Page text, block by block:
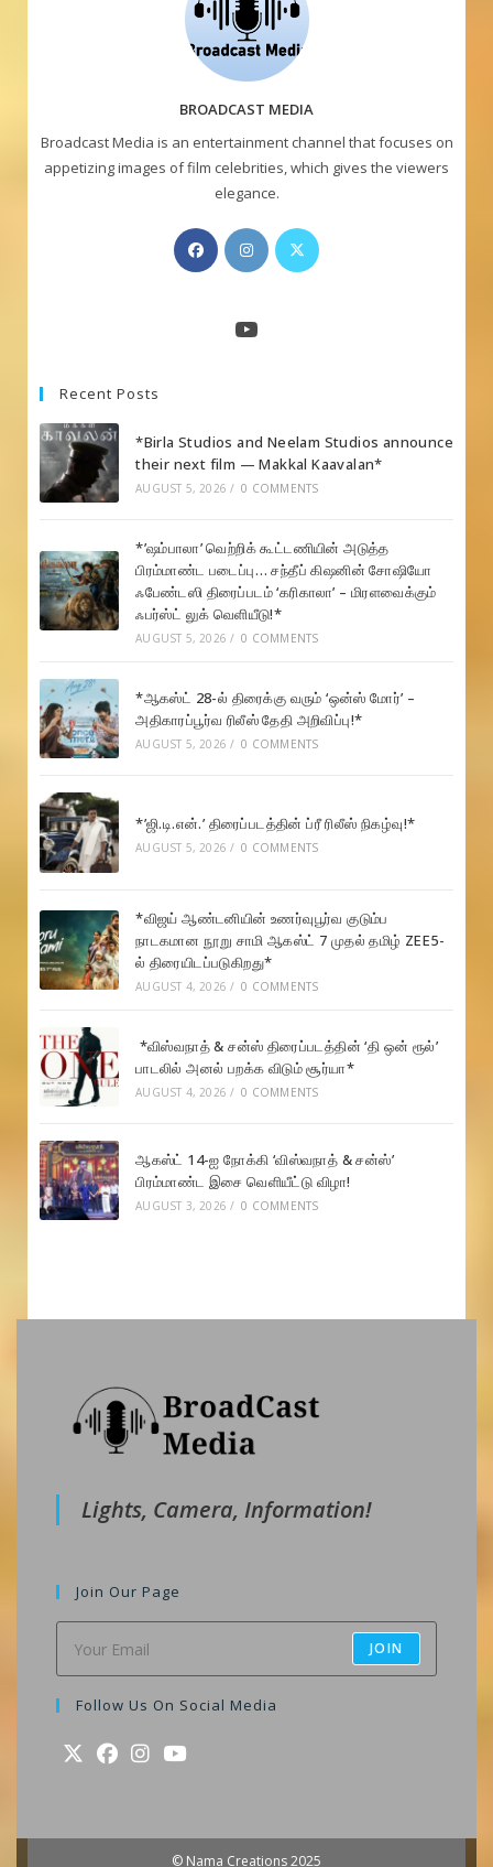
BROADCAST MEDIA
Broadcast Media is an entertainment channel that focuses on
appetizing images of film celebrities, which gives the viewers
elegance.
Opens
in
new
Opens
in
Opens
YouTube
Recent Posts
*Birla Studios and Neelam Studios announce
their next film — Makkal Kaavalan*
AUGUST 5, 2026 / 0 COMMENTS
*’ஷம்பாலா’ வெற்றிக் கூட்டணியின் அடுத்த
பிரம்மாண்ட படைப்பு… சந்தீப் கிஷனின் சோஷியோ
ஃபேண்டஸி திரைப்படம் ‘கரிகாலா’ – மிரளவைக்கும்
ஃபர்ஸ்ட் லுக் வெளியீடு!*
AUGUST 5, 2026 / 0 COMMENTS
*ஆகஸ்ட் 28-ல் திரைக்கு வரும் ‘ஒன்ஸ் மோர்’ –
அதிகாரப்பூர்வ ரிலீஸ் தேதி அறிவிப்பு!*
AUGUST 5, 2026 / 0 COMMENTS
*’ஜி.டி.என்.’ திரைப்படத்தின் ப்ரீ ரிலீஸ் நிகழ்வு!*
AUGUST 5, 2026 / 0 COMMENTS
*விஜய் ஆண்டனியின் உணர்வுபூர்வ குடும்ப
நாடகமான நூறு சாமி ஆகஸ்ட் 7 முதல் தமிழ் ZEE5-
ல் திரையிடப்படுகிறது*
AUGUST 4, 2026 / 0 COMMENTS
*விஸ்வநாத் & சன்ஸ் திரைப்படத்தின் ‘தி ஒன் ரூல்’
பாடலில் அனல் பறக்க விடும் சூர்யா*
AUGUST 4, 2026 / 0 COMMENTS
ஆகஸ்ட் 14-ஐ நோக்கி ‘விஸ்வநாத் & சன்ஸ்’
பிரம்மாண்ட இசை வெளியீட்டு விழா!
AUGUST 3, 2026 / 0 COMMENTS
Lights, Camera, Information!
Join Our Page
JOIN
Follow Us On Social Media
a
a
a
a
© Nama Creations 2025